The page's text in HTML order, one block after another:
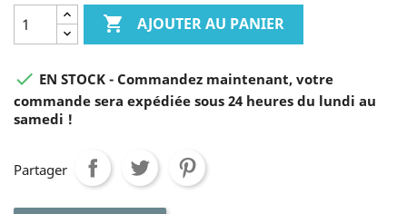
 AJOUTER AU PANIER
 EN STOCK - Commandez maintenant, votre
commande sera expédiée sous 24 heures du lundi au
samedi !
Partager